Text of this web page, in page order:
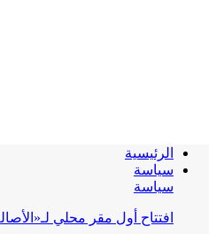
الرئيسية
سياسة
سياسة
افتتاح أول مقر محلي